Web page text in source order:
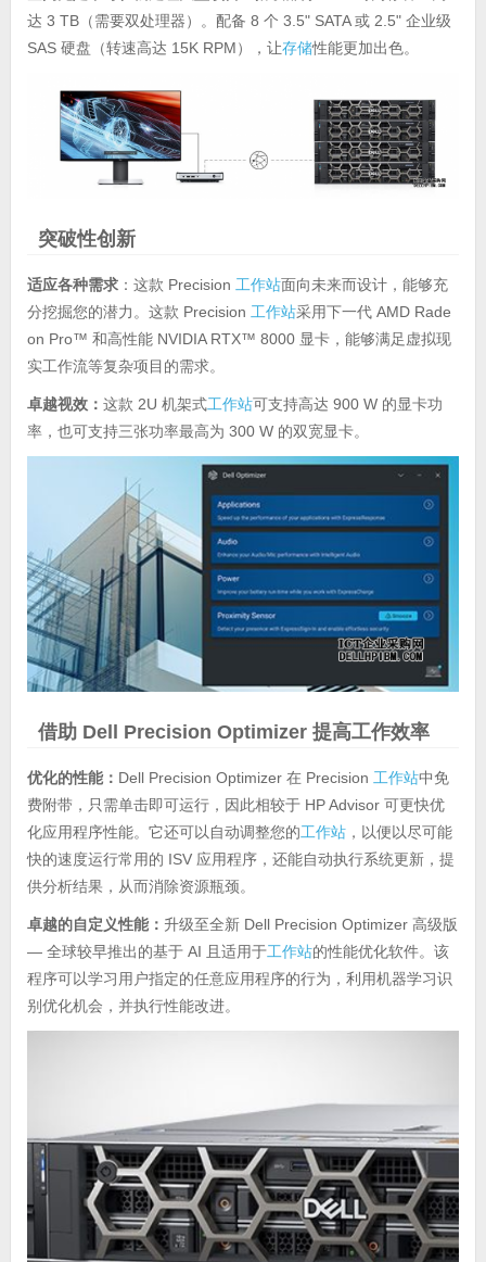
达 3 TB（需要双处理器）。配备 8 个 3.5" SATA 或 2.5" 企业级
SAS 硬盘（转速高达 15K RPM），让存储性能更加出色。
突破性创新
适应各种需求：这款 Precision 工作站面向未来而设计，能够充
分挖掘您的潜力。这款 Precision 工作站采用下一代 AMD Rade
on Pro™ 和高性能 NVIDIA RTX™ 8000 显卡，能够满足虚拟现
实工作流等复杂项目的需求。
卓越视效： 这款 2U 机架式工作站可支持高达 900 W 的显卡功
率，也可支持三张功率最高为 300 W 的双宽显卡。
借助 Dell Precision Optimizer 提高工作效率
优化的性能： Dell Precision Optimizer 在 Precision 工作站中免
费附带，只需单击即可运行，因此相较于 HP Advisor 可更快优
化应用程序性能。它还可以自动调整您的工作站，以便以尽可能
快的速度运行常用的 ISV 应用程序，还能自动执行系统更新，提
供分析结果，从而消除资源瓶颈。
卓越的自定义性能： 升级至全新 Dell Precision Optimizer 高级版
— 全球较早推出的基于 AI 且适用于工作站的性能优化软件。该
程序可以学习用户指定的任意应用程序的行为，利用机器学习识
别优化机会，并执行性能改进。